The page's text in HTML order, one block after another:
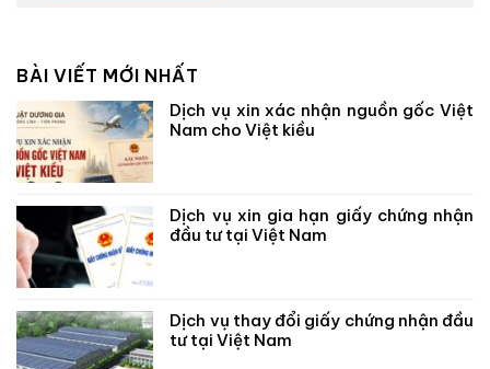
BÀI VIẾT MỚI NHẤT
Dịch vụ xin xác nhận nguồn gốc Việt
Nam cho Việt kiều
Dịch vụ xin gia hạn giấy chứng nhận
đầu tư tại Việt Nam
Dịch vụ thay đổi giấy chứng nhận đầu
tư tại Việt Nam